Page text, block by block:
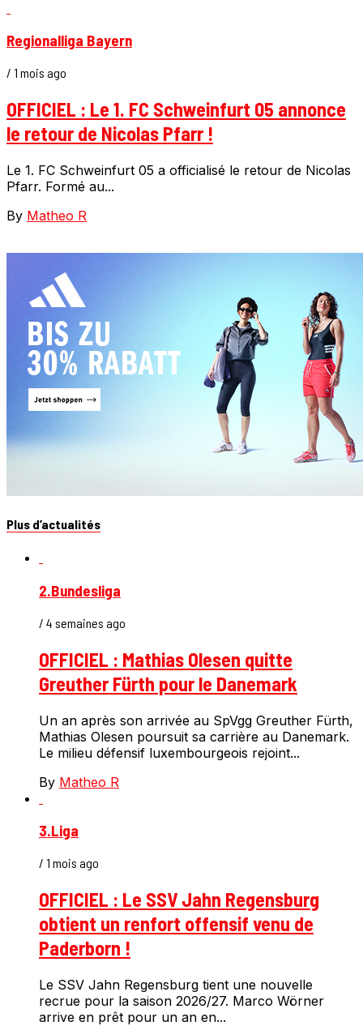
Regionalliga Bayern
/ 1 mois ago
OFFICIEL : Le 1. FC Schweinfurt 05 annonce
le retour de Nicolas Pfarr !
Le 1. FC Schweinfurt 05 a officialisé le retour de Nicolas
Pfarr. Formé au...
By Matheo R
Plus d’actualités
2.Bundesliga
/ 4 semaines ago
OFFICIEL : Mathias Olesen quitte
Greuther Fürth pour le Danemark
Un an après son arrivée au SpVgg Greuther Fürth,
Mathias Olesen poursuit sa carrière au Danemark.
Le milieu défensif luxembourgeois rejoint...
By Matheo R
3.Liga
/ 1 mois ago
OFFICIEL : Le SSV Jahn Regensburg
obtient un renfort offensif venu de
Paderborn !
Le SSV Jahn Regensburg tient une nouvelle
recrue pour la saison 2026/27. Marco Wörner
arrive en prêt pour un an en...